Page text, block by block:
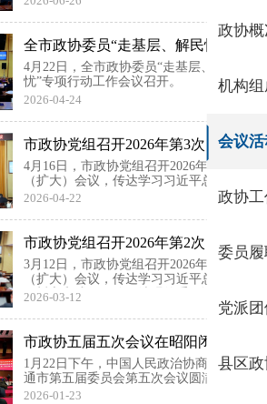
政协概
机构组
会议活
政协工
委员履
党派
县区政
长、机关党组书记保卫华出席并讲话，机
关全体干部职工参加。
全市政协委员“走基层、解民忧”专
项行动工作会议召开
4月22日，全市政协委员“走基层、解民
忧”专项行动工作会议召开。
2026-04-24
市政协党组召开2026年第3次（扩
大）会议
4月16日，市政协党组召开2026年第3次
（扩大）会议，传达学习习近平总书记近
期重要讲话重要指示重要文章精神、省委
书记王宁在全省主要领导干部学习贯彻党
的二十届四中全会精神研讨班上的讲话、
《云南省作风革命效能革命提升行动实施
方案》、《整...
2026-04-22
市政协党组召开2026年第2次（扩
大）会议
3月12日，市政协党组召开2026年第2次
（扩大）会议，传达学习习近平总书记关
于树立和践行正确政绩观的重要论述、关
于在全党开展树立和践行正确政绩观学习
教育的重要指示精神，以及中央相关通知
和省委、市委有关会议精神，研究部署学
习教育工作。
2026-03-12
市政协五届五次会议在昭阳闭幕
1月22日下午，中国人民政治协商会议昭
通市第五届委员会第五次会议圆满完成各
项议程，在昭阳胜利闭幕。中共昭通市委
2026-01-23